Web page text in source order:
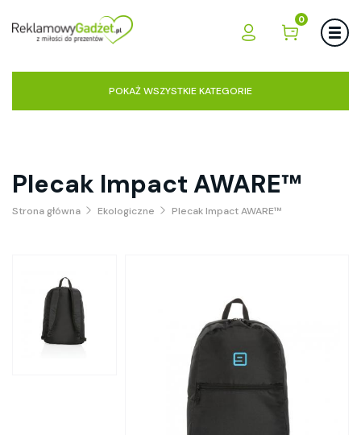
0
POKAŻ WSZYSTKIE KATEGORIE
Plecak Impact AWARE™
Strona główna Ekologiczne Plecak Impact AWARE™